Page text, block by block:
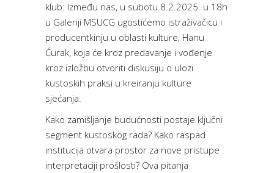
klub: Između nas, u subotu 8.2.2025. u 18h
u Galeriji MSUCG ugostićemo istraživačicu i
producentkinju u oblasti kulture, Hanu
Ćurak, koja će kroz predavanje i vođenje
kroz izložbu otvoriti diskusiju o ulozi
kustoskih praksi u kreiranju kulture
sjećanja.
Kako zamišljanje budućnosti postaje ključni
segment kustoskog rada? Kako raspad
institucija otvara prostor za nove pristupe
interpretaciji prošlosti? Ova pitanja